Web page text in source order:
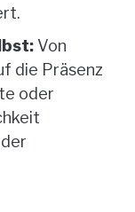
Von
die Präsenz
oder